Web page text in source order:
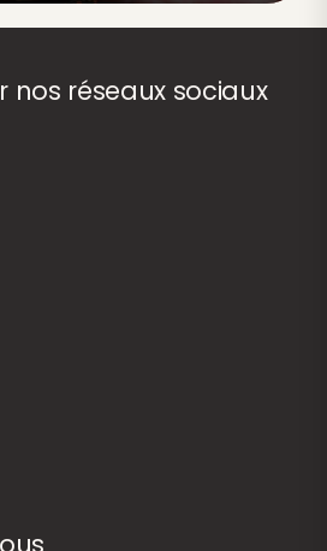
nos réseaux sociaux